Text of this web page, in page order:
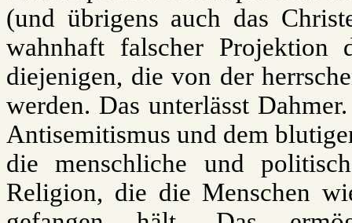
(und übrigens auch das
wahnhaft falscher
diejenigen, die von der
werden. Das unterlässt
Antisemitismus und dem
die menschliche und
Religion, die die Menschen